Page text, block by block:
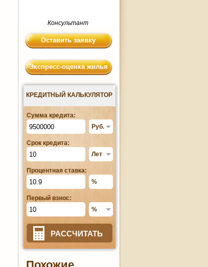
Консультант
Оставить заявку
Экспресс-оценка жилья
КРЕДИТНЫЙ КАЛЬКУЛЯТОР
Сумма кредита:
Срок кредита:
Процентная ставка:
Первый взнос:
РАССЧИТАТЬ